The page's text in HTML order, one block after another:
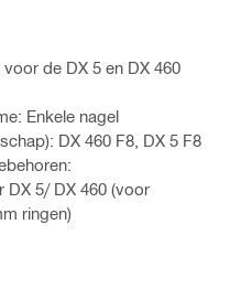
de DX 5 en DX 460
Enkele nagel
DX 460 F8, DX 5 F8
DX 5/ DX 460 (voor
ringen)